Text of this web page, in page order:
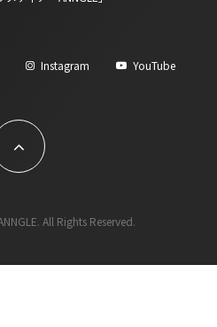
Instagram YouTube
All Rights Reserved.